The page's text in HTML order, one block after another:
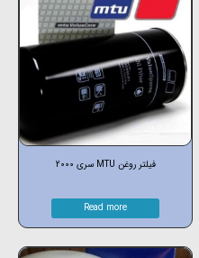
فیلتر روغن MTU سری 2000
Read more